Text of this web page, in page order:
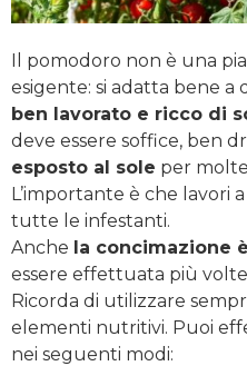
Il pomodoro non è una
esigente: si adatta bene a
ben lavorato e ricco di
deve essere soffice, ben
esposto al sole per
L’importante è che lavori
tutte le infestanti.
Anche la concimazione
essere effettuata più
Ricorda di utilizzare
elementi nutritivi. Puoi
nei seguenti modi: